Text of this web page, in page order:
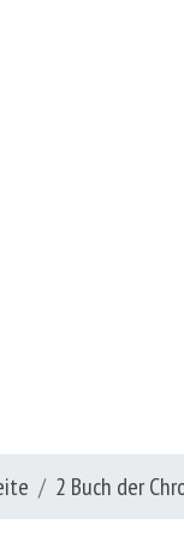
der Chronik - Kapitel 9
2 Buch der